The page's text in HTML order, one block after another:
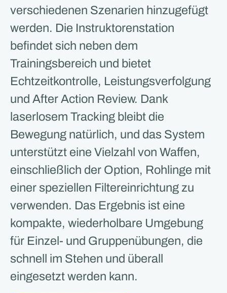
verschiedenen Szenarien hinzugefügt
werden. Die Instruktorenstation
befindet sich neben dem
Trainingsbereich und bietet
Echtzeitkontrolle, Leistungsverfolgung
und After Action Review. Dank
laserlosem Tracking bleibt die
Bewegung natürlich, und das System
unterstützt eine Vielzahl von Waffen,
einschließlich der Option, Rohlinge mit
einer speziellen Filtereinrichtung zu
verwenden. Das Ergebnis ist eine
kompakte, wiederholbare Umgebung
für Einzel- und Gruppenübungen, die
schnell im Stehen und überall
eingesetzt werden kann.